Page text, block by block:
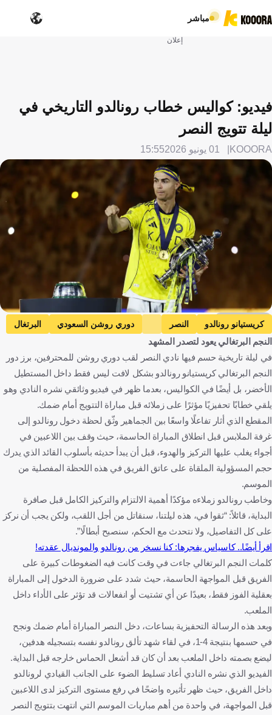
مباشر
إعلان
فيديو: كواليس خطاب رونالدو التاريخي في
ليلة تتويج النصر
KOOORA 01 يونيو 2026 15:55
Getty Images
كريستيانو رونالدو النصر دوري روشن السعودي
البرتغال
المملكة العربية السعودية
كرة قدمالنجم البرتغالي يعود لتصدر المشهد
في ليلة تاريخية حسم فيها نادي النصر لقب دوري روشن للمحترفين، برز دور
النجم البرتغالي كريستيانو رونالدو بشكل لافت ليس فقط داخل المستطيل
الأخضر، بل أيضًا في الكواليس، بعدما ظهر في فيديو وثائقي نشره النادي وهو
يلقي خطابًا تحفيزيًا مؤثرًا على زملائه قبل مباراة التتويج أمام ضمك.
المقطع الذي أثار تفاعلًا واسعًا بين الجماهير وثّق لحظة دخول رونالدو إلى
غرفة الملابس قبل انطلاق المباراة الحاسمة، حيث وقف بين اللاعبين في
أجواء يغلب عليها التركيز والهدوء، قبل أن يبدأ حديثه بأسلوب القائد الذي يدرك
حجم المسؤولية الملقاة على عاتق الفريق في هذه اللحظة المفصلية من
الموسم.
وخاطب رونالدو زملاءه مؤكدًا أهمية الالتزام والتركيز الكامل قبل صافرة
البداية، قائلاً: “ثقوا في، هذه ليلتنا، سنقاتل من أجل اللقب، ولكن يجب أن نركز
على كل التفاصيل، ولا نتحدث مع الحكم، سنصبح أبطالًا”.
اقرأ أيضًا.. كاسياس يفجرها: كنا نسخر من رونالدو والمونديال عقدته!
كلمات النجم البرتغالي جاءت في وقت كانت فيه الضغوطات كبيرة على
الفريق قبل المواجهة الحاسمة، حيث شدد على ضرورة الدخول إلى المباراة
بعقلية الفوز فقط، بعيدًا عن أي تشتيت أو انفعالات قد تؤثر على الأداء داخل
الملعب.
وبعد هذه الرسالة التحفيزية بساعات، دخل النصر المباراة أمام ضمك ونجح
في حسمها بنتيجة 4-1، في لقاء شهد تألق رونالدو نفسه بتسجيله هدفين،
ليضع بصمته داخل الملعب بعد أن كان قد أشعل الحماس خارجه قبل البداية.
الفيديو الذي نشره النادي أعاد تسليط الضوء على الجانب القيادي لرونالدو
داخل الفريق، حيث ظهر تأثيره واضحًا في رفع مستوى التركيز لدى اللاعبين
قبل المواجهة، في واحدة من أهم مباريات الموسم التي انتهت بتتويج النصر